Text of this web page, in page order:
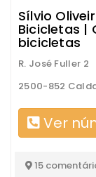
Sílvio
Bicicletas |
bicicletas
R. José Fuller 2
2500-852
Ver
15